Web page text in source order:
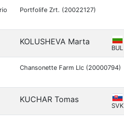
Portfolife Zrt. (20022127)
KOLUSHEVA Marta
BUL
Chansonette Farm Llc (20000794)
KUCHAR Tomas
SVK